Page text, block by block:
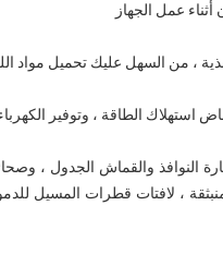
النوافذ والقماش الجدول ،
، لافتات قطرات المسيل